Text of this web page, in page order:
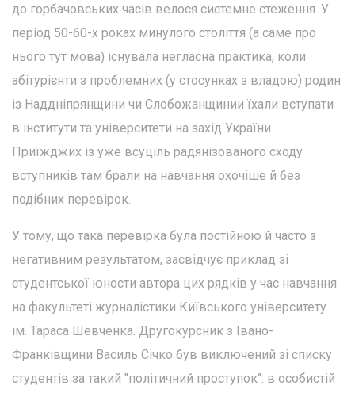
до горбачовських часів велося системне стеження. У
період 50-60-х роках минулого століття (а саме про
нього тут мова) існувала негласна практика, коли
абітурієнти з проблемних (у стосунках з владою) родин
із Наддніпрянщини чи Слобожанщинии їхали вступати
в інститути та університети на захід України.
Приїжджих із уже всуціль радянізованого сходу
вступників там брали на навчання охочіше й без
подібних перевірок.
У тому, що така перевірка була постійною й часто з
негативним результатом, засвідчує приклад зі
студентської юности автора цих рядків у час навчання
на факультеті журналістики Київського університету
ім. Тараса Шевченка. Другокурсник з Івано-
Франківщини Василь Січко був виключений зі списку
студентів за такий "політичний проступок": в особистій